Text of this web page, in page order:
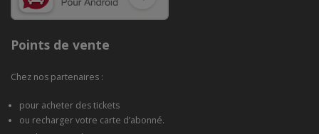
Points de vente
Chez nos partenaires :
pour acheter des tickets
ou recharger votre carte d’abonné.